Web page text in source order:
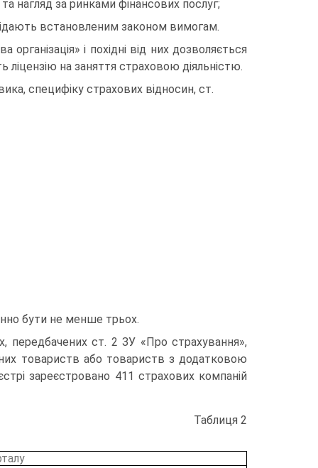
нагляд за ринками фінан­сових послуг;
встановленим законом вимогам.
і похідні від них дозволяється
на заняття страховою діяльністю.
специфіку страхових відносин, ст.
бути не менше трьох.
передбачених ст. 2 ЗУ «Про страхування»,
товариств або товариств з додатковою
зареєстровано 411 страхових компаній
Таблиця 2